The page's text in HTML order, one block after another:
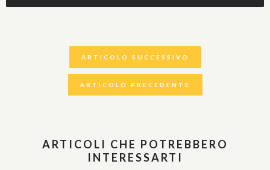
ARTICOLO SUCCESSIVO
ARTICOLO PRECEDENTE
ARTICOLI CHE POTREBBERO
INTERESSARTI